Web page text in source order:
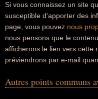
Si vous connaissez un site
susceptible d'apporter des
page, vous pouvez nous
nous pensons que le
afficherons le lien vers cette
préviendrons par e-mail
Autres points communs